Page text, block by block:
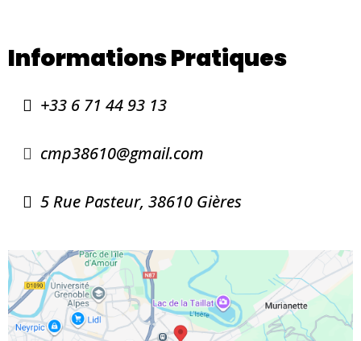
Informations Pratiques
+33 6 71 44 93 13
cmp38610@gmail.com
5 Rue Pasteur, 38610 Gières